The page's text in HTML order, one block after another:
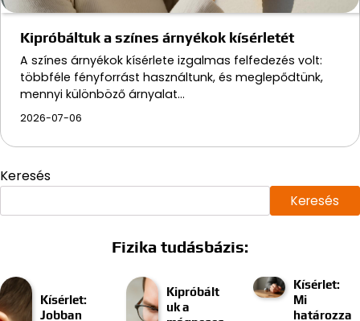
Kipróbáltuk a színes árnyékok kísérletét
A színes árnyékok kísérlete izgalmas felfedezés volt:
többféle fényforrást használtunk, és meglepődtünk,
mennyi különböző árnyalat…
2026-07-06
Keresés
Keresés
Fizika tudásbázis:
Kísérlet:
Jobban
Kipróbált
uk a
Kísérlet:
Mi
határozza